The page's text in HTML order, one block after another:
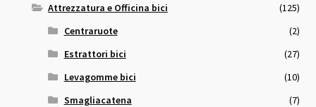
Attrezzatura e Officina bici
(125)
Centraruote
(2)
Estrattori bici
(27)
Levagomme bici
(10)
Smagliacatena
(7)